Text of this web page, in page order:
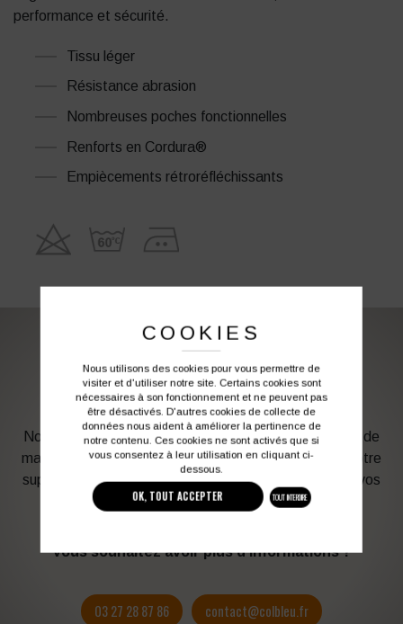
performance et sécurité.
Tissu léger
Résistance abrasion
Nombreuses poches fonctionnelles
Renforts en Cordura®
Empiècements rétroréfléchissants
PERSONNALISATION DE VOS VÊTEMENTS DE
TRAVAIL
Notre graphiste connait les produits et les techniques de
marquage. Elle sera à votre service afin d’optimiser votre
support en fonction des contraintes techniques et de vos
besoins d’image. Profitez de son expérience !
Vous souhaitez avoir plus d’informations ?
03 27 28 87 86 contact@colbleu.fr
COOKIES
Nous utilisons des cookies pour vous permettre de
visiter et d'utiliser notre site. Certains cookies sont
nécessaires à son fonctionnement et ne peuvent pas
être désactivés. D'autres cookies de collecte de
données nous aident à améliorer la pertinence de
notre contenu. Ces cookies ne sont activés que si
vous consentez à leur utilisation en cliquant ci-
dessous.
OK, TOUT ACCEPTER TOUT INTERDIRE